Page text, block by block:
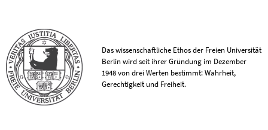
Das wissenschaftliche Ethos der Freien Universität
Berlin wird seit ihrer Gründung im Dezember
1948 von drei Werten bestimmt: Wahrheit,
Gerechtigkeit und Freiheit.